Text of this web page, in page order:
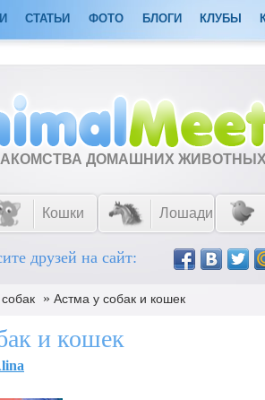
СТАТЬИ ФОТО БЛОГИ КЛУБЫ
ДОМАШНИХ
Кошки Лошади
друзей на сайт:
» Астма у собак и кошек
и кошек